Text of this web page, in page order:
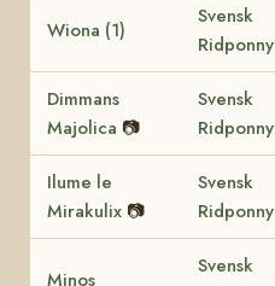
Wiona (1)
Svensk
Ridponny
Dimmans
Majolica 📷
Svensk
Ridponny
Ilume le
Mirakulix 📷
Svensk
Ridponny
Minos
Svensk